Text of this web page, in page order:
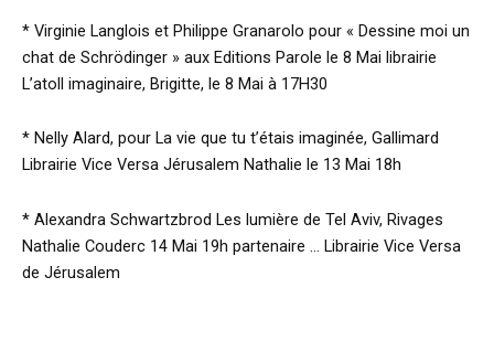
* Virginie Langlois et Philippe Granarolo pour « Dessine moi un
chat de Schrödinger » aux Editions Parole le 8 Mai librairie
L’atoll imaginaire, Brigitte, le 8 Mai à 17H30
* Nelly Alard, pour La vie que tu t’étais imaginée, Gallimard
Librairie Vice Versa Jérusalem Nathalie le 13 Mai 18h
* Alexandra Schwartzbrod Les lumière de Tel Aviv, Rivages
Nathalie Couderc 14 Mai 19h partenaire … Librairie Vice Versa
de Jérusalem